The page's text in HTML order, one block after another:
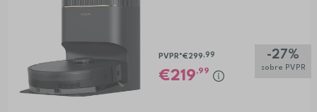
-27%
sobre PVPR
PVPR*€299 ,99
219,99